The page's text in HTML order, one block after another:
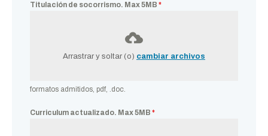
Titulación de socorrismo. Max 5MB *
Arrastrar y soltar (o) cambiar archivos
formatos admitidos, pdf, .doc.
Curriculum actualizado. Max 5MB *